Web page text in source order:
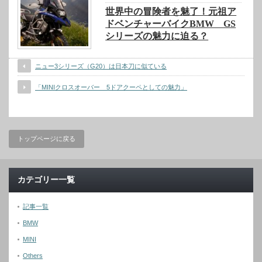
世界中の冒険者を魅了！元祖ア
ドベンチャーバイクBMW GS
シリーズの魅力に迫る？
ニュー3シリーズ（G20）は日本刀に似ている
「MINIクロスオーバー 5ドアクーペとしての魅力」
トップページに戻る
カテゴリー一覧
記事一覧
BMW
MINI
Others